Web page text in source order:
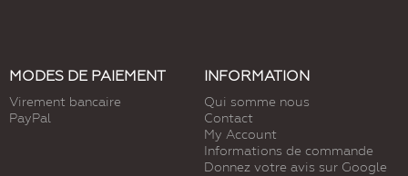
MODES DE PAIEMENT
Virement bancaire
PayPal
INFORMATION
Qui somme nous
Contact
My Account
Informations de commande
Donnez votre avis sur Google